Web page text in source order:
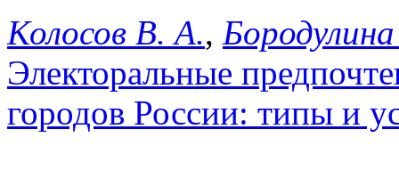
Колосов В. А.,
Электоральные
городов России: типы и